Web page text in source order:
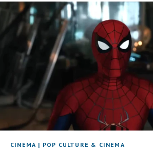
CINEMA | POP CULTURE & CINEMA